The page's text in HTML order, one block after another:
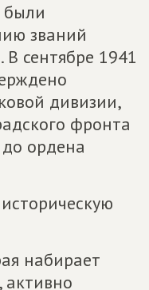
были
званий
В сентябре 1941
дивизии,
фронта
ордена
набирает
активно